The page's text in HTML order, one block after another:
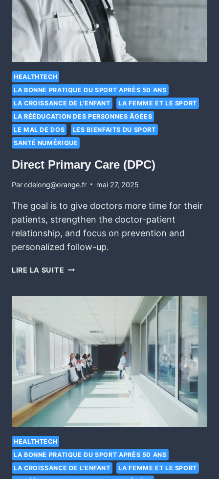
HEALTHTECH
LA BONNE PRATIQUE DU SPORT APRÈS 50 ANS
LA CROISSANCE DE L'ENFANT
LA FEMME ET LE SPORT
LA RÉÉDUCATION DES PERSONNES ÂGÉES
LE MAL DE DOS
LES BIENFAITS DU SPORT
SANTÉ NUMÉRIQUE
Direct Primary Care (DPC)
Parcdelong@orange.fr mai 27, 2025
The goal is to give doctors more time for their
patients, strengthen the doctor-patient
relationship, and focus on prevention and
personalized follow-up.
LIRE LA SUITE
HEALTHTECH
LA BONNE PRATIQUE DU SPORT APRÈS 50 ANS
LA CROISSANCE DE L'ENFANT
LA FEMME ET LE SPORT